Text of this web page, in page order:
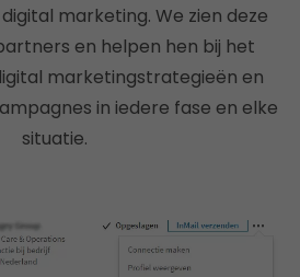
marketing. We zien deze
en helpen hen bij het
marketingstrategieën en
in iedere fase en elke
situatie.